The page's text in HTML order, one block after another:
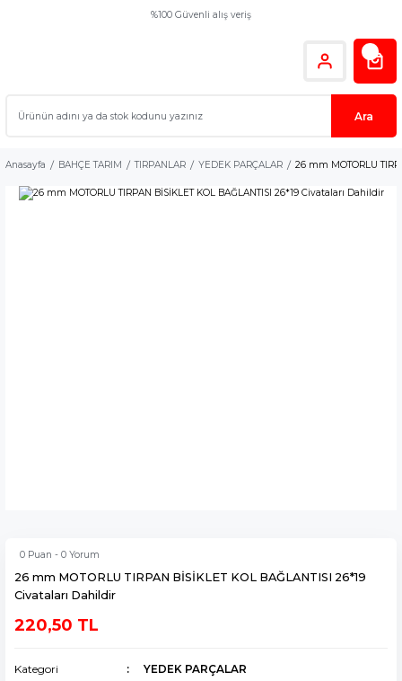
%100 Güvenli alış veriş
Ara
Anasayfa BAHÇE TARIM TIRPANLAR YEDEK PARÇALAR 26 mm MOTORLU
0 Puan - 0 Yorum
26 mm MOTORLU TIRPAN BİSİKLET KOL BAĞLANTISI 26*19
Civataları Dahildir
220,50 TL
Kategori
YEDEK PARÇALAR